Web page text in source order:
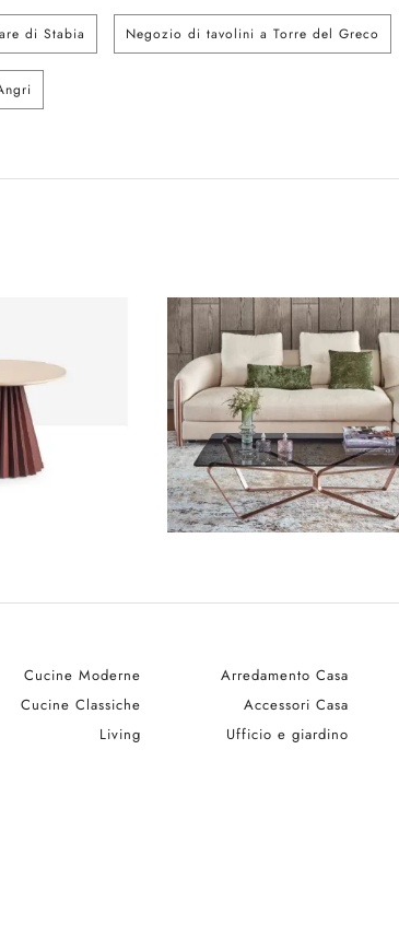
di Stabia Negozio di tavolini a Torre del Greco
Cucine Moderne
Cucine Classiche
Living
Arredamento Casa
Accessori Casa
Ufficio e giardino